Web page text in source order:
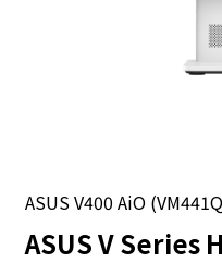
ASUS V400 AiO
ASUS V Series